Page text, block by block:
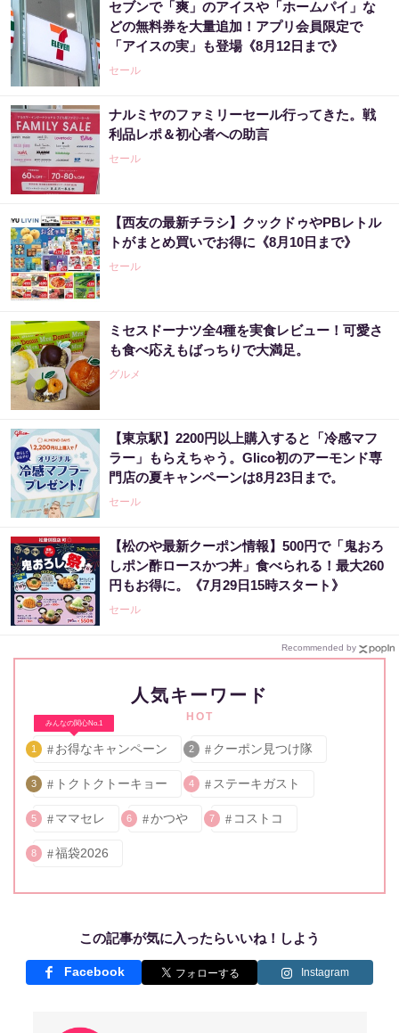
セブンで「爽」のアイスや「ホームパイ」な
どの無料券を大量追加！アプリ会員限定で
「アイスの実」も登場《8月12日まで》
セール
ナルミヤのファミリーセール行ってきた。戦
利品レポ＆初心者への助言
セール
【西友の最新チラシ】クックドゥやPBレトル
トがまとめ買いでお得に《8月10日まで》
セール
ミセスドーナツ全4種を実食レビュー！可愛さ
も食べ応えもばっちりで大満足。
グルメ
【東京駅】2200円以上購入すると「冷感マフ
ラー」もらえちゃう。Glico初のアーモンド専
門店の夏キャンペーンは8月23日まで。
セール
【松のや最新クーポン情報】500円で「鬼おろ
しポン酢ロースかつ丼」食べられる！最大260
円もお得に。《7月29日15時スタート》
セール
Recommended by
人気キーワード
HOT
みんなの関心No.1
1 お得なキャンペーン 2 クーポン見つけ隊
3 トクトクトーキョー 4 ステーキガスト
5 ママセレ 6 かつや 7 コストコ
8 福袋2026
この記事が気に入ったらいいね！しよう
Facebook Instagram